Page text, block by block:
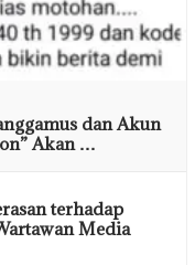
dan Akun
Akan …
terhadap
Media